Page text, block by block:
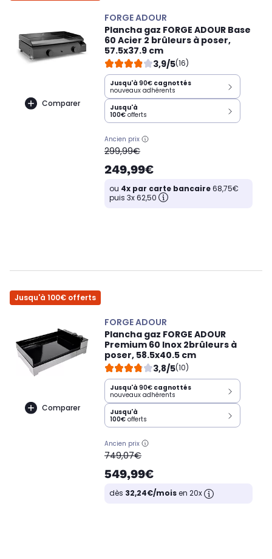
Comparer
FORGE ADOUR
Plancha gaz FORGE ADOUR Base
60 Acier 2 brûleurs à poser,
57.5x37.9 cm
3,9/5(16)
Jusqu'à 90€ cagnottés
nouveaux adhérents
Jusqu'à
100€ offerts
Ancien prix
oldPrice
299,99€
249,99€
ou 4x par carte bancaire68,75€
puis 3x 62,50
Jusqu'à 100€ offerts
Comparer
FORGE ADOUR
Plancha gaz FORGE ADOUR
Premium 60 Inox 2brûleurs à
poser, 58.5x40.5 cm
3,8/5(10)
Jusqu'à 90€ cagnottés
nouveaux adhérents
Jusqu'à
100€ offerts
Ancien prix
oldPrice
749,07€
549,99€
dès 32,24€/moisen 20x